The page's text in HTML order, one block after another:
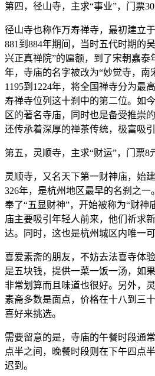
第四，径山寺，主求“事业”，门票
径山寺也称作万寿禅寺，最初建立
881到884年期间，当时五代时期的
兴正真禅院”的匾额，到了宋朝嘉泰
年，寺庙的名字被改为“妙觉寺，南
1195到1224年，将全国禅寺分为最
寿禅寺位列这十刹中的第二位。如
区的著名寺庙，同时也是备受推崇
还传承着深厚的禅茶传统，极富吸引
第五，灵顺寺，主求“财运”，门票8
灵顺寺，又名天下第一财神庙，始
326年，是杭州地区最早的名刹之
奉了“五显财神”，开始被称为“财神
庙主要吸引年轻人前来，他们祈求
达。同时，这也是杭州城区内唯一
喜爱素斋的朋友，不妨去法喜寺体
是五块钱，提供一菜一饭一汤，如
非常划算而且味道也很好。另外，
素斋多数是面点，价格在十八到三
喜好来挑选。
需要留意的是，寺庙的午餐时段通
点半之间，晚餐时段则在下午四点
迟到。